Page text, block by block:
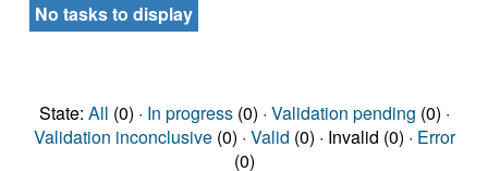
No tasks to display
State: All (0) · In progress(0) · Validation pending (0) ·
Validation inconclusive(0) · Valid (0) · Invalid (0) · Error
(0)